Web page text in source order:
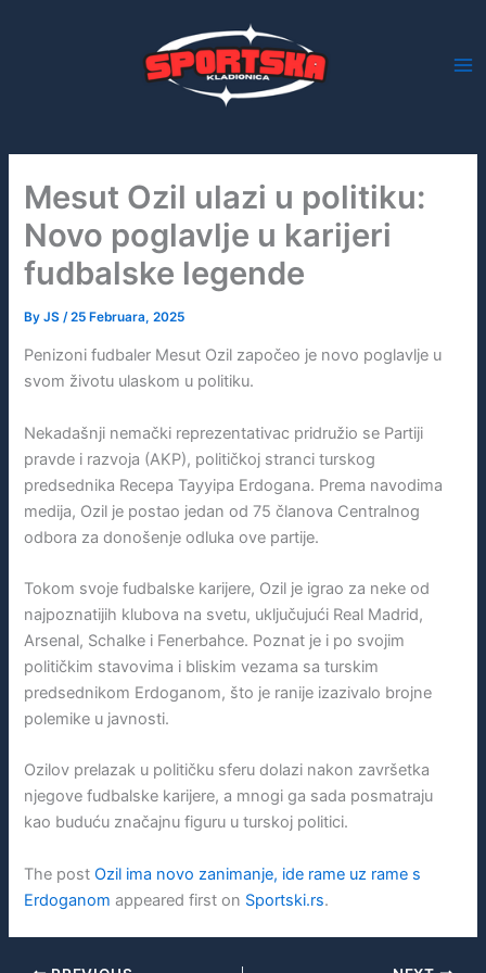
Mesut Ozil ulazi u politiku:
Novo poglavlje u karijeri
fudbalske legende
ByJS /25 Februara, 2025
Penizoni fudbaler Mesut Ozil započeo je novo poglavlje u
svom životu ulaskom u politiku.
Nekadašnji nemački reprezentativac pridružio se Partiji
pravde i razvoja (AKP), političkoj stranci turskog
predsednika Recepa Tayyipa Erdogana. Prema navodima
medija, Ozil je postao jedan od 75 članova Centralnog
odbora za donošenje odluka ove partije.
Tokom svoje fudbalske karijere, Ozil je igrao za neke od
najpoznatijih klubova na svetu, uključujući Real Madrid,
Arsenal, Schalke i Fenerbahce. Poznat je i po svojim
političkim stavovima i bliskim vezama sa turskim
predsednikom Erdoganom, što je ranije izazivalo brojne
polemike u javnosti.
Ozilov prelazak u političku sferu dolazi nakon završetka
njegove fudbalske karijere, a mnogi ga sada posmatraju
kao buduću značajnu figuru u turskoj politici.
The postOzil ima novo zanimanje, ide rame uz rame s
Erdoganom appeared first on Sportski.rs.